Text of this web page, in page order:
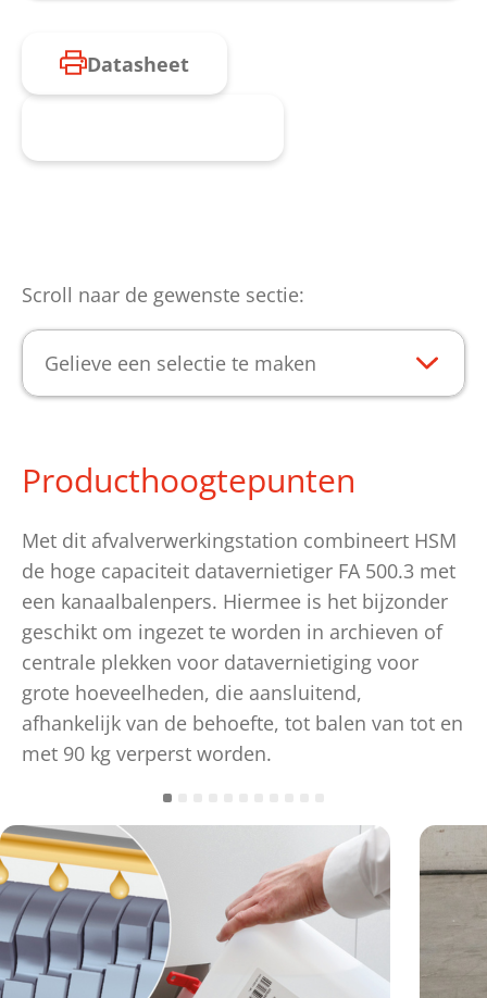
Datasheet
Scroll naar de gewenste sectie:
Gelieve een selectie te maken
Producthoogtepunten
Met dit afvalverwerkingstation combineert HSM
de hoge capaciteit datavernietiger FA 500.3 met
een kanaalbalenpers. Hiermee is het bijzonder
geschikt om ingezet te worden in archieven of
centrale plekken voor datavernietiging voor
grote hoeveelheden, die aansluitend,
afhankelijk van de behoefte, tot balen van tot en
met 90 kg verperst worden.